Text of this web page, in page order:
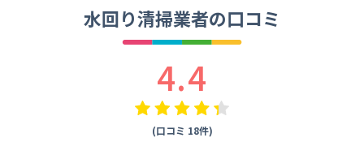
水回り清掃業者の口コミ
4.4
(口コミ 18件)